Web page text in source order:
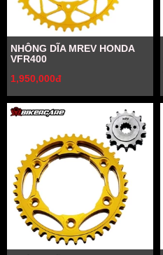
NHÔNG DĨA MREV HONDA
VFR400
1,950,000đ